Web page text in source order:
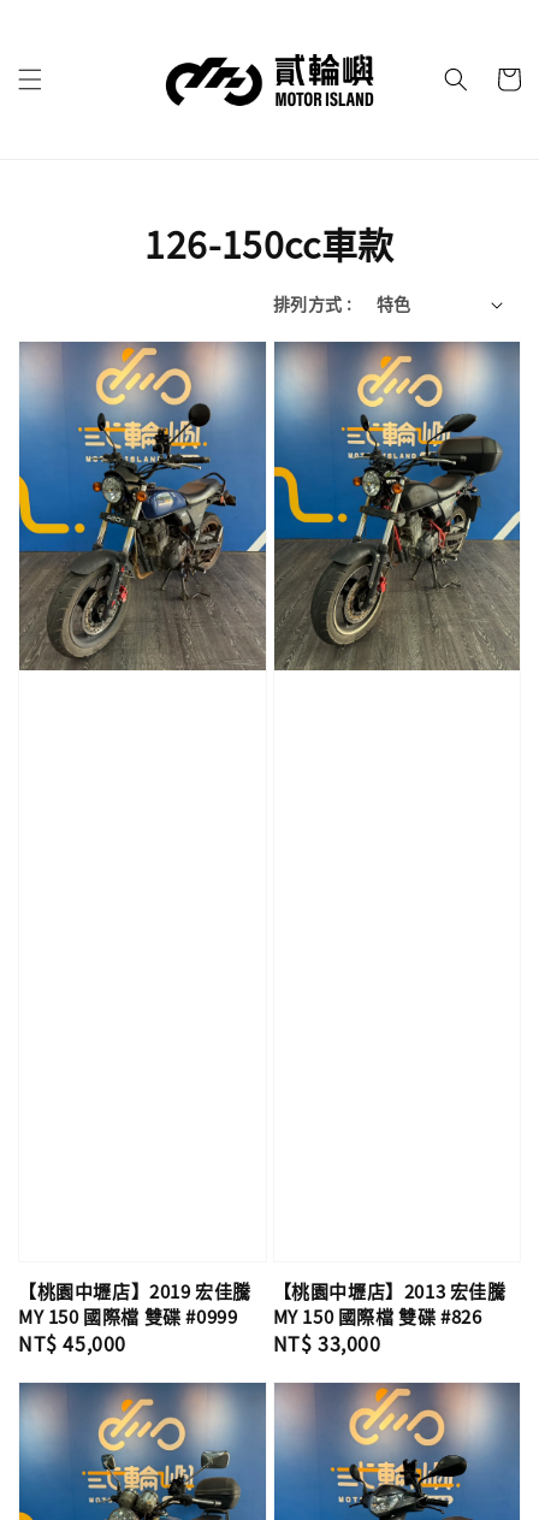
126-150cc車款
排列方式 :
【桃園中壢店】2019 宏佳騰
MY 150 國際檔 雙碟 #0999
Regular
NT$ 45,000
【桃園中壢店】2013 宏佳騰
MY 150 國際檔 雙碟 #826
Regular
NT$ 33,000